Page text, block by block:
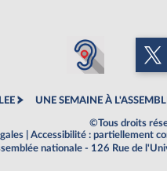
UNE SEMAINE À
©Tous droits
Accessibilité : partiellement
nationale - 126 Rue de